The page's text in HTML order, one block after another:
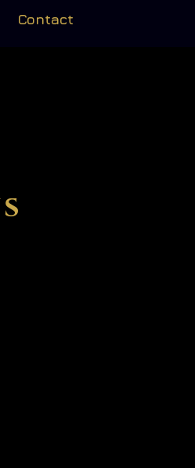
Contact